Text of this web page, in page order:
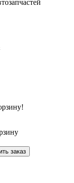
заказ